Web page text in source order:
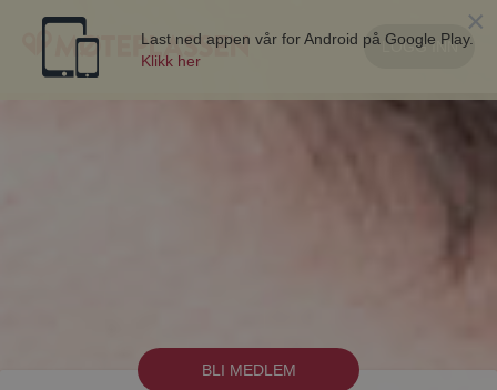
LOGG INN
BLI MEDLEM
×
Last ned appen vår for Android på Google Play.
Klikk her